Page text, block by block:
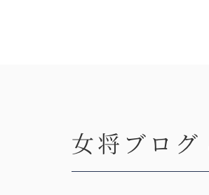
女将ブログ